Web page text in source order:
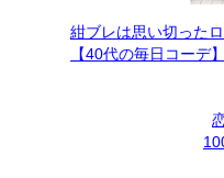
紺ブレは思い切った
【40代の毎日コーデ】